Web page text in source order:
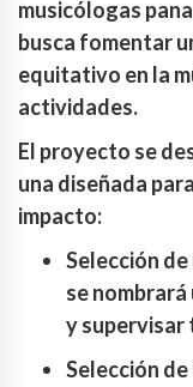
musicólogas
busca fomentar
equitativo en la
actividades.
El proyecto se
una diseñada
impacto:
Selección
se
y supervisar
Selección